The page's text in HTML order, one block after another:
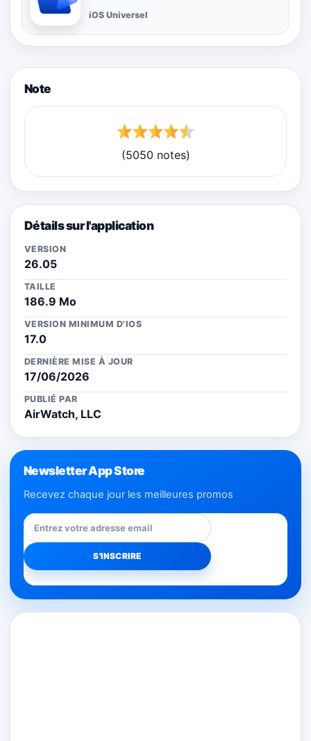
iOS Universel
Note
(5050 notes)
Détails sur l'application
VERSION
26.05
TAILLE
186.9 Mo
VERSION MINIMUM D'IOS
17.0
DERNIÈRE MISE À JOUR
17/06/2026
PUBLIÉ PAR
AirWatch, LLC
Newsletter App Store
Recevez chaque jour les meilleures promos